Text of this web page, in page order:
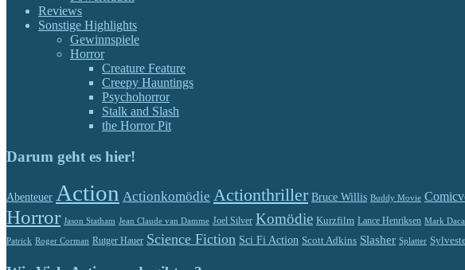
Reviews
Sonstige Highlights
Gewinnspiele
Horror
Creature Feature
Creepy Hauntings
Psychohorror
Stalk and Slash
the Horror Pit
Darum geht es hier!
Abenteuer Action Actionkomödie Actionthriller Bruce Willis Buddy Movie
Horror Jason Statham Jean Claude van Damme Joel Silver Komödie Kurzfilm Lance Henriksen Mark
Patrick Roger Corman Rutger Hauer Science Fiction Sci Fi Action Scott Adkins Slasher Splatter